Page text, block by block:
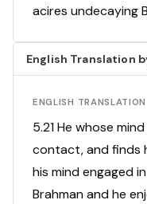
acires undecaying
English Translation
ENGLISH TRANSLATION
5.21 He whose
contact, and finds
his mind engaged
Brahman and he